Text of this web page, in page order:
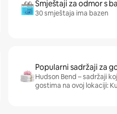
Smještaji za odmor s
30 smještaja ima bazen
Popularni sadržaji za
Hudson Bend – sadržaji
gostima na ovoj lokaciji: